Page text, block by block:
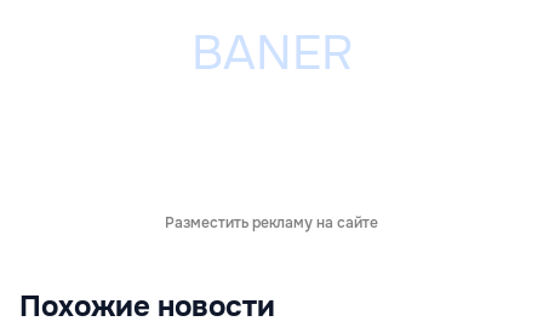
Разместить рекламу на сайте
Похожие новости